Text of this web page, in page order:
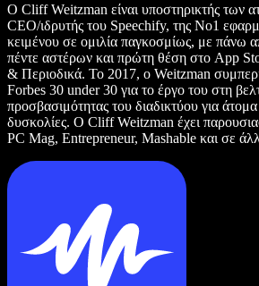
Ο Cliff Weitzman είναι υποστηρικτής των
CEO/ιδρυτής του Speechify, της Νο1
κειμένου σε ομιλία παγκοσμίως, με πάνω
πέντε αστέρων και πρώτη θέση στο App
& Περιοδικά. Το 2017, ο Weitzman
Forbes 30 under 30 για το έργο του στη
προσβασιμότητας του διαδικτύου για
δυσκολίες. Ο Cliff Weitzman έχει
PC Mag, Entrepreneur, Mashable και σε